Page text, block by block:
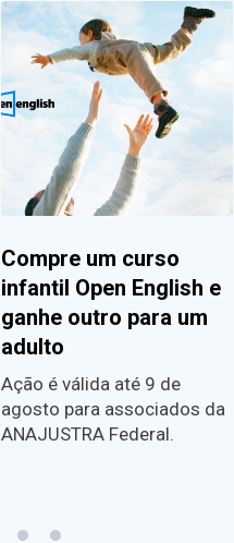
Compre um curso
infantil Open English e
ganhe outro para um
adulto
Ação é válida até 9 de
agosto para associados da
ANAJUSTRA Federal.